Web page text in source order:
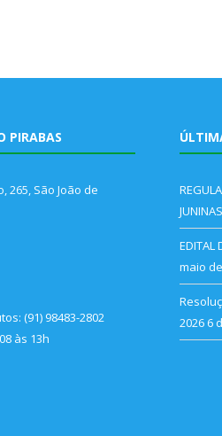
PIRABAS
265, São João de
(91) 98483-2802
às 13h
EDITAL
maio
2026 6